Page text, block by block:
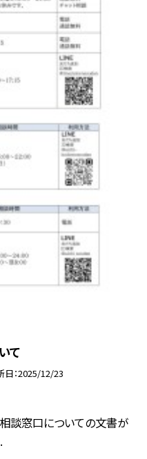
て
日 2025/12/23
談窓口についての文書が